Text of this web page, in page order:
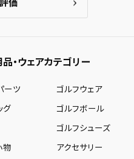
価
・ウェアカテゴリー
ーツ
ゴルフウェア
グ
ゴルフボール
ゴルフシューズ
物
アクセサリー